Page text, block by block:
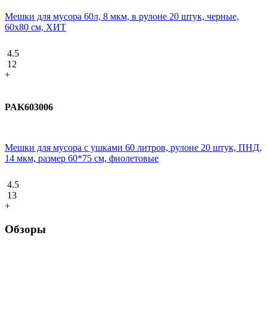
Мешки для мусора 60л, 8 мкм, в рулоне 20 штук, черные,
60х80 см, ХИТ
4.5
12
+
PAK603006
Мешки для мусора с ушками 60 литров, рулоне 20 штук, ПНД,
14 мкм, размер 60*75 см, фиолетовые
4.5
13
+
Обзоры